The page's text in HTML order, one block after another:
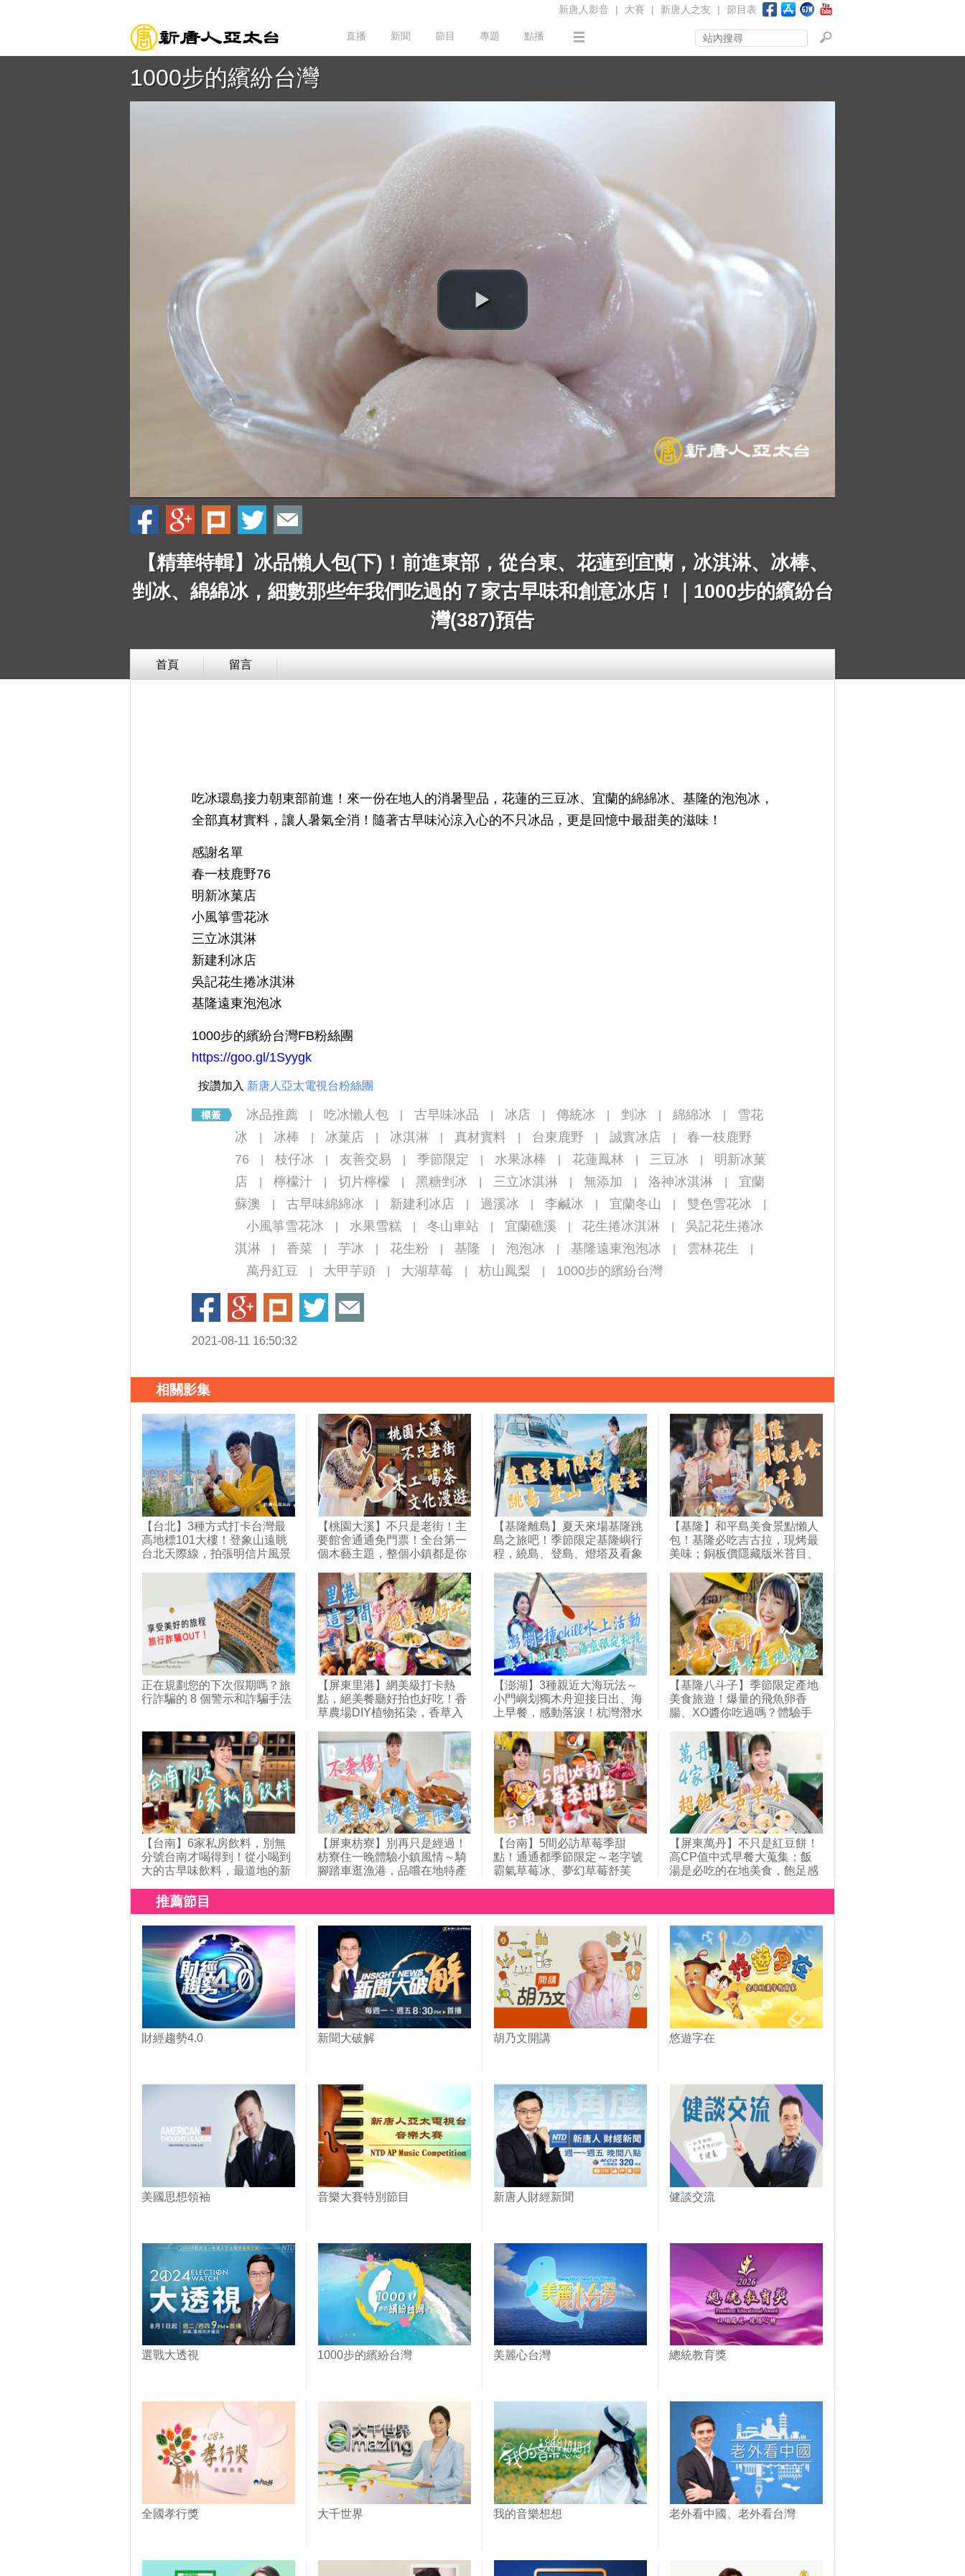
新唐人影音 | 大賽 | 新唐人之友 | 節目表
直播 新聞 節目 專題 點播
1000步的繽紛台灣
【精華特輯】冰品懶人包(下)！前進東部，從台東、花蓮到宜蘭，冰淇淋、冰棒、
剉冰、綿綿冰，細數那些年我們吃過的７家古早味和創意冰店！｜1000步的繽紛台
灣(387)預告
首頁 留言
吃冰環島接力朝東部前進！來一份在地人的消暑聖品，花蓮的三豆冰、宜蘭的綿綿冰、基隆的泡泡冰，
全部真材實料，讓人暑氣全消！隨著古早味沁涼入心的不只冰品，更是回憶中最甜美的滋味！
感謝名單
春一枝鹿野76
明新冰菓店
小風箏雪花冰
三立冰淇淋
新建利冰店
吳記花生捲冰淇淋
基隆遠東泡泡冰
1000步的繽紛台灣FB粉絲團
https://goo.gl/1Syygk
按讚加入 新唐人亞太電視台粉絲團
冰品推薦 吃冰懶人包 古早味冰品 冰店 傳統冰 剉冰 綿綿冰
雪花
冰
冰棒 冰菓店 冰淇淋 真材實料 台東鹿野 誠實冰店
春一枝鹿野
76
枝仔冰 友善交易 季節限定 水果冰棒 花蓮鳳林 三豆冰
明新冰菓
店
檸檬汁 切片檸檬 黑糖剉冰 三立冰淇淋 無添加 洛神冰淇淋
宜蘭
蘇澳
古早味綿綿冰 新建利冰店 過溪冰 李鹹冰 宜蘭冬山 雙色雪花冰
小風箏雪花冰 水果雪糕 冬山車站 宜蘭礁溪 花生捲冰淇淋
吳記花生捲冰
淇淋
香菜 芋冰 花生粉 基隆 泡泡冰 基隆遠東泡泡冰 雲林花生
萬丹紅豆 大甲芋頭 大湖草莓 枋山鳳梨 1000步的繽紛台灣
2021-08-11 16:50:32
相關影集
【台北】3種方式打卡台灣最
高地標101大樓！登象山遠眺
台北天際線，拍張明信片風景
村，復古與摩登的碰撞比煙火
還精彩；電梯直上101樓戶外
觀景台，360度高空俯瞰大台
北！｜1000步的繽紛台灣
(404)
【桃園大溪】不只是老街！主
要館舍通通免門票！全台第一
個木藝主題，整個小鎮都是你
意木器；在百年老屋裡沏一壺
好茶、聽故事；文青必遊行
程！快來趟大溪文化漫遊之旅
～｜1000步的繽紛台灣(428)
【基隆離島】夏天來場基隆跳
島之旅吧！季節限定基隆嶼行
程，繞島、登島、燈塔及看象
力；最近離島不用搭船也能
到！和平島海水游泳池，邊玩
水邊野餐，挑戰尋找十大守護
岩～｜1000步的繽紛台灣
(418)
【基隆】和平島美食景點懶人
包！基隆必吃吉古拉，現烤最
美味；銅板價隱藏版米苔目、
地美食青苔水餃，紅磚老屋吃
古早味剉冰！｜1000步的繽紛
台灣(419)
正在規劃您的下次假期嗎？旅
行詐騙的 8 個警示和詐騙手法
【屏東里港】網美級打卡熱
點，絕美餐廳好拍也好吃！香
草農場DIY植物拓染，香草入
成里港最美麵店，日式房舍內
吃平價麻醬麵、黑白切；一秒
到峇厘島！南洋風庭園中大啖
泰國蝦料理～｜1000步的繽紛
台灣(413)
【澎湖】3種親近大海玩法～
小門嶼划獨木舟迎接日出、海
上早餐，感動落淚！杭灣潛水
瑚為海洋保育盡份心力；紅羅
村體驗「抱礅」古法捕魚，跟
著匠師修復石滬，還有魚灶煮
小管！｜1000步的繽紛台灣
(415)
【基隆八斗子】季節限定產地
美食旅遊！爆量的飛魚卵香
腸、XO醬你吃過嗎？體驗手
上黃金太驚人！愛護生態而發
明的草蓆捕魚卵法超厲害，與
海共存的八斗子人最懂海！｜
1000步的繽紛台灣(420)
【台南】6家私房飲料，別無
分號台南才喝得到！從小喝到
大的古早味飲料，最道地的新
漢方草本茶，使用茶冰磚的冰
磚茶，獨家冰滴技術的冰萃
茶，威士忌杯裝的台灣高山
茶！｜1000步的繽紛台灣
(439)
【屏東枋寮】別再只是經過！
枋寮住一晚體驗小鎮風情～騎
腳踏車逛漁港，品嚐在地特產
這裡！市區高CP值旅店，無
邊際泳池玩水看夕陽，享受純
樸愜意的慢活之旅！｜1000步
的繽紛台灣(423)
【台南】5間必訪草莓季甜
點！通通都季節限定～老字號
霸氣草莓冰、夢幻草莓舒芙
還有入口即化草莓龍鬚糖！草
莓控別錯過！｜1000步的繽紛
台灣(433)
【屏東萬丹】不只是紅豆餅！
高CP值中式早餐大蒐集；飯
湯是必吃的在地美食，飽足感
春捲，用料豐富還能選甜度；
堅持純米漿製作的煎粿，簡單
的古早味不簡單！｜1000步的
繽紛台灣(412)
推薦節目
財經趨勢4.0 新聞大破解 胡乃文開講 悠遊字在
美國思想領袖 音樂大賽特別節目 新唐人財經新聞 健談交流
選戰大透視 1000步的繽紛台灣 美麗心台灣 總統教育獎
全國孝行獎 大千世界 我的音樂想想 老外看中國、老外看台灣